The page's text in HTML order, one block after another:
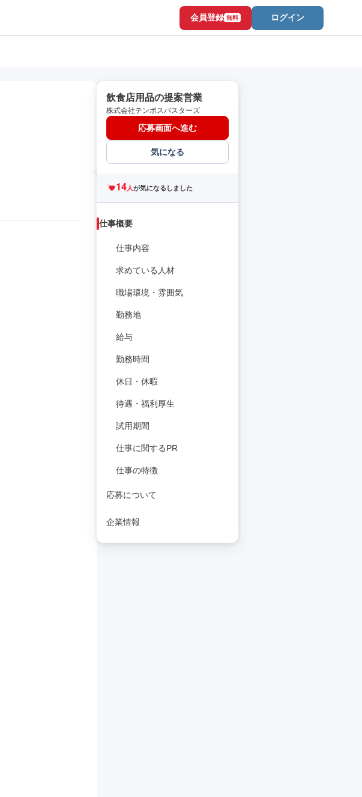
会員登録 無料 ログイン
飲食店用品の提案営業
株式会社テンポスバスターズ
応募画面へ進む
気になる
14人が気になるしました
仕事概要
仕事内容
求めている人材
職場環境・雰囲気
勤務地
給与
勤務時間
休日・休暇
待遇・福利厚生
試用期間
仕事に関するPR
仕事の特徴
応募について
企業情報